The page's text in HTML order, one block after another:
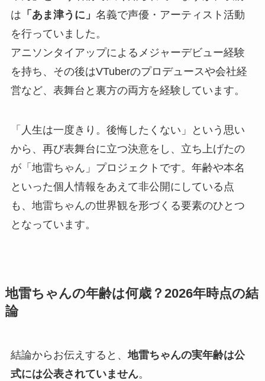
は 「あま津うに」 名義で声優・アーティスト活動
を行っていました。
アニソンタイアップによるメジャーデビュー経験
を持ち、その後はVTuberのプロデュースや会社経
営など、表舞台と裏方の両方を経験しています。
「人生は一度きり。後悔したくない」という思い
から、再び表舞台に立つ決意をし、立ち上げたの
が「地雷ちゃん」プロジェクトです。年齢や本名
といった個人情報をあえて非公開にしている点
も、地雷ちゃんの世界観を形づくる要素のひとつ
となっています。
地雷ちゃんの年齢は何歳？2026年時点の結
論
結論からお伝えすると、地雷ちゃんの実年齢は公
式には公表されていません。